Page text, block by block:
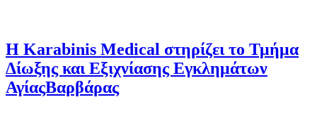
Η Karabinis Medical στηρίζει το Τμήμα
Δίωξης και Εξιχνίασης Εγκλημάτων
ΑγίαςΒαρβάρας